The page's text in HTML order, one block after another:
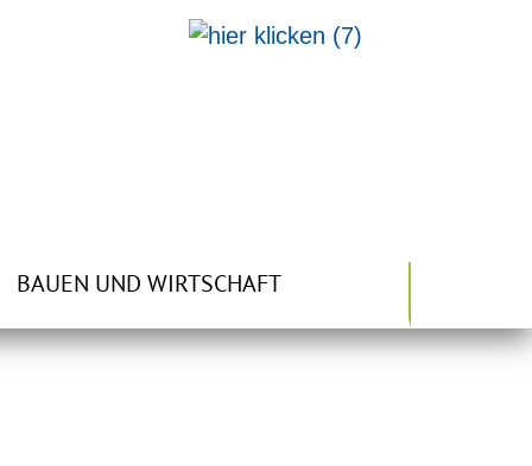
BAUEN UND WIRTSCHAFT